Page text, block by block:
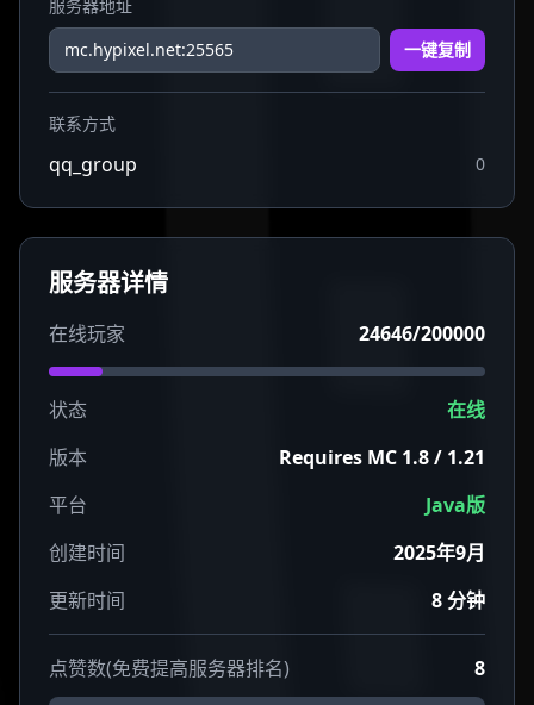
服务器地址
一键复制
联系方式
qq_group 0
服务器详情
在线玩家 24646/200000
状态
在线
版本
Requires MC 1.8 / 1.21
平台
Java版
创建时间
2025年9月
更新时间
8 分钟
点赞数(免费提高服务器排名) 8